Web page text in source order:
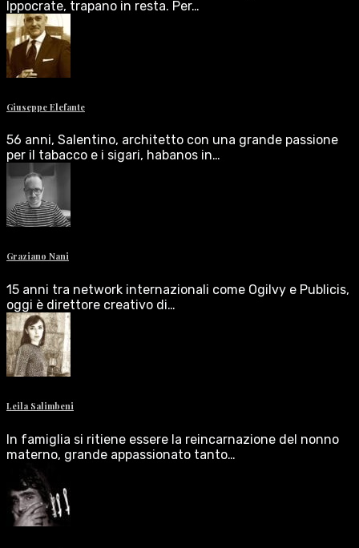
Ippocrate, trapano in resta. Per…
Giuseppe Elefante
56 anni, Salentino, architetto con una grande passione
per il tabacco e i sigari, habanos in…
Graziano Nani
15 anni tra network internazionali come Ogilvy e Publicis,
oggi è direttore creativo di…
Leila Salimbeni
In famiglia si ritiene essere la reincarnazione del nonno
materno, grande appassionato tanto…